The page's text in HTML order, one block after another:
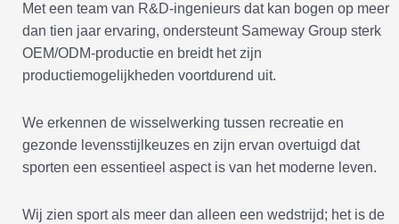
Met een team van R&D-ingenieurs dat kan bogen op meer
dan tien jaar ervaring, ondersteunt Sameway Group sterk
OEM/ODM-productie en breidt het zijn
productiemogelijkheden voortdurend uit.
We erkennen de wisselwerking tussen recreatie en
gezonde levensstijlkeuzes en zijn ervan overtuigd dat
sporten een essentieel aspect is van het moderne leven.
Wij zien sport als meer dan alleen een wedstrijd; het is de